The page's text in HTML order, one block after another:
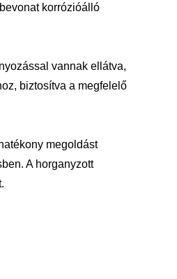
korrózióálló
vannak ellátva,
biztosítva a megfelelő
megoldást
A horganyzott